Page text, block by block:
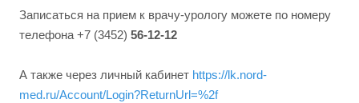
Записаться на прием к врачу-урологу можете по номеру
телефона +7 (3452) 56-12-12
А также через личный кабинет https://lk.nord-
med.ru/Account/Login?ReturnUrl=%2f